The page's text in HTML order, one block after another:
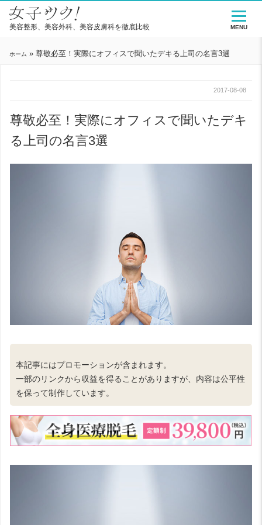
美容整形、美容外科、美容皮膚科を徹底比較
ホーム » 尊敬必至！実際にオフィスで聞いたデキる上司の名言3選
2017-08-08
尊敬必至！実際にオフィスで聞いたデキ
る上司の名言3選
本記事にはプロモーションが含まれます。
一部のリンクから収益を得ることがありますが、内容は公平性
を保って制作しています。
MENU